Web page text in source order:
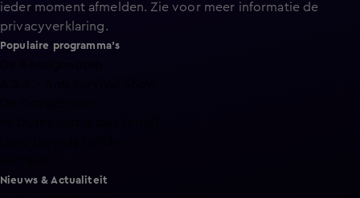
ieder moment afmelden. Zie voor meer informatie de
privacyverklaring.
Populaire programma's
Nieuws & Actualiteit